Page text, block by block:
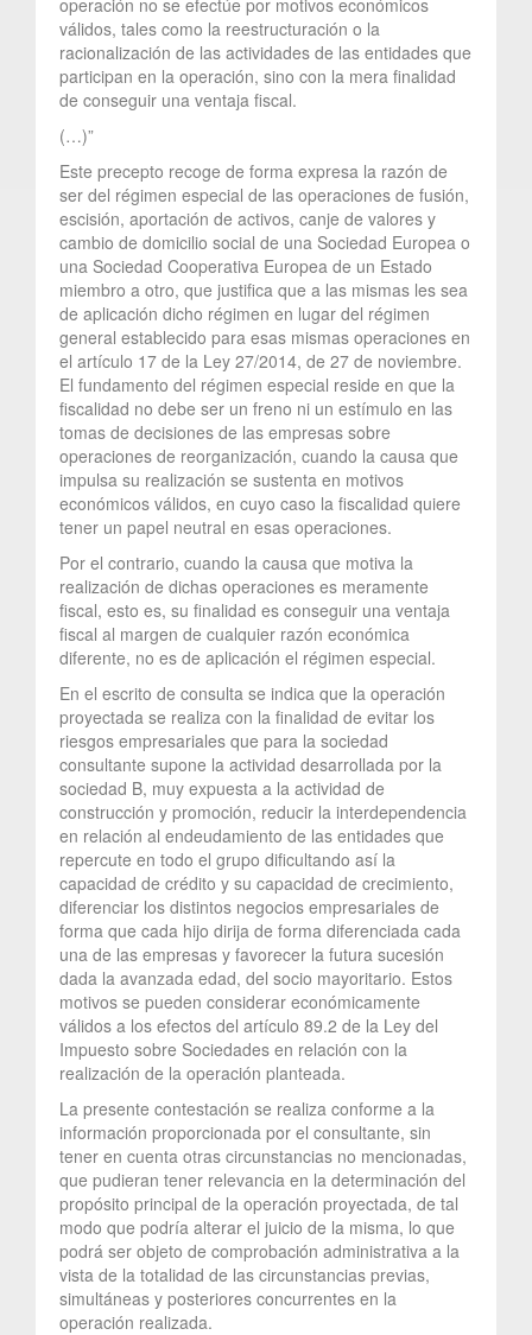
válidos, tales como la reestructuración o la
racionalización de las actividades de las entidades que
participan en la operación, sino con la mera finalidad
de conseguir una ventaja fiscal.
(…)”
Este precepto recoge de forma expresa la razón de
ser del régimen especial de las operaciones de fusión,
escisión, aportación de activos, canje de valores y
cambio de domicilio social de una Sociedad Europea o
una Sociedad Cooperativa Europea de un Estado
miembro a otro, que justifica que a las mismas les sea
de aplicación dicho régimen en lugar del régimen
general establecido para esas mismas operaciones en
el artículo 17 de la Ley 27/2014, de 27 de noviembre.
El fundamento del régimen especial reside en que la
fiscalidad no debe ser un freno ni un estímulo en las
tomas de decisiones de las empresas sobre
operaciones de reorganización, cuando la causa que
impulsa su realización se sustenta en motivos
económicos válidos, en cuyo caso la fiscalidad quiere
tener un papel neutral en esas operaciones.
Por el contrario, cuando la causa que motiva la
realización de dichas operaciones es meramente
fiscal, esto es, su finalidad es conseguir una ventaja
fiscal al margen de cualquier razón económica
diferente, no es de aplicación el régimen especial.
En el escrito de consulta se indica que la operación
proyectada se realiza con la finalidad de evitar los
riesgos empresariales que para la sociedad
consultante supone la actividad desarrollada por la
sociedad B, muy expuesta a la actividad de
construcción y promoción, reducir la interdependencia
en relación al endeudamiento de las entidades que
repercute en todo el grupo dificultando así la
capacidad de crédito y su capacidad de crecimiento,
diferenciar los distintos negocios empresariales de
forma que cada hijo dirija de forma diferenciada cada
una de las empresas y favorecer la futura sucesión
dada la avanzada edad, del socio mayoritario. Estos
motivos se pueden considerar económicamente
válidos a los efectos del artículo 89.2 de la Ley del
Impuesto sobre Sociedades en relación con la
realización de la operación planteada.
La presente contestación se realiza conforme a la
información proporcionada por el consultante, sin
tener en cuenta otras circunstancias no mencionadas,
que pudieran tener relevancia en la determinación del
propósito principal de la operación proyectada, de tal
modo que podría alterar el juicio de la misma, lo que
podrá ser objeto de comprobación administrativa a la
vista de la totalidad de las circunstancias previas,
simultáneas y posteriores concurrentes en la
operación realizada.